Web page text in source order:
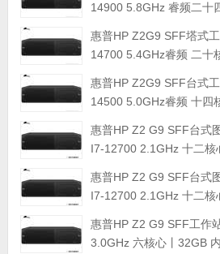
14900 5.8GHz 睿频二十
惠普HP Z2G9 SFF塔式
14700 5.4GHz睿频 二十
惠普HP Z2G9 SFF台式
14500 5.0GHz睿频 十四
惠普HP Z2 G9 SFF台式
I7-12700 2.1GHz 十二
10GB显卡丨三年保修）
惠普HP Z2 G9 SFF台式
I7-12700 2.1GHz 十二
保修）
惠普HP Z2 G9 SFF工作
3.0GHz 六核心丨32GB